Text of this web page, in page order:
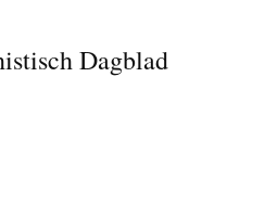
Dagblad